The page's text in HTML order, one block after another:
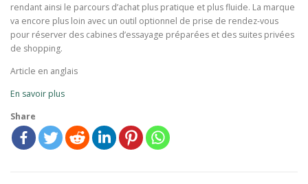
rendant ainsi le parcours d’achat plus pratique et plus fluide. La marque
va encore plus loin avec un outil optionnel de prise de rendez-vous
pour réserver des cabines d’essayage préparées et des suites privées
de shopping.
Article en anglais
En savoir plus
Share